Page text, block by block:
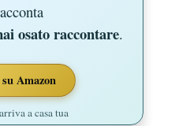
osato raccontare.
Amazon
a casa tua